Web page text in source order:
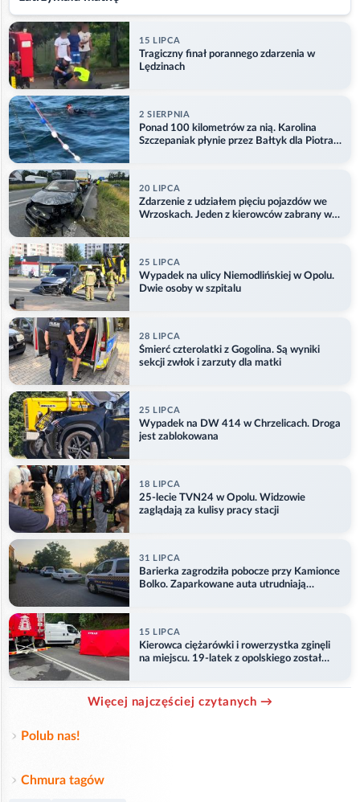
15 LIPCA
Tragiczny finał porannego zdarzenia w
Lędzinach
2 SIERPNIA
Ponad 100 kilometrów za nią. Karolina
Szczepaniak płynie przez Bałtyk dla Piotra.
20 LIPCA
Zdarzenie z udziałem pięciu pojazdów we
Wrzoskach. Jeden z kierowców zabrany w
25 LIPCA
Wypadek na ulicy Niemodlińskiej w Opolu.
Dwie osoby w szpitalu
28 LIPCA
Śmierć czterolatki z Gogolina. Są wyniki
sekcji zwłok i zarzuty dla matki
25 LIPCA
Wypadek na DW 414 w Chrzelicach. Droga
jest zablokowana
18 LIPCA
25-lecie TVN24 w Opolu. Widzowie
zaglądają za kulisy pracy stacji
31 LIPCA
Barierka zagrodziła pobocze przy Kamionce
Bolko. Zaparkowane auta utrudniają
15 LIPCA
Kierowca ciężarówki i rowerzystka zginęli
na miejscu. 19-latek z opolskiego został
Więcej najczęściej czytanych →
Polub nas!
Chmura tagów